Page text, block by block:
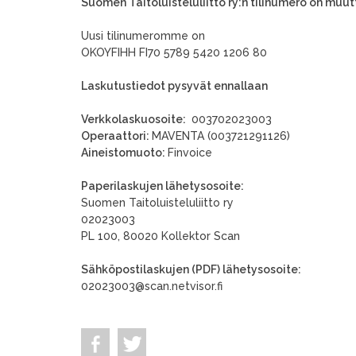
Uusi tilinumeromme on
OKOYFIHH FI70 5789 5420 1206 80
Laskutustiedot pysyvät ennallaan
Verkkolaskuosoite: 003702023003
Operaattori: MAVENTA (003721291126)
Aineistomuoto: Finvoice
Paperilaskujen lähetysosoite:
Suomen Taitoluisteluliitto ry
02023003
PL 100, 80020 Kollektor Scan
Sähköpostilaskujen (PDF) lähetysosoite:
02023003@scan.netvisor.fi